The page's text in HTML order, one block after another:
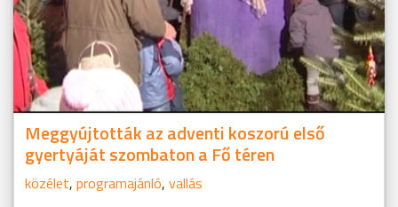
Meggyújtották az adventi koszorú első
gyertyáját szombaton a Fő téren
közélet, programajánló, vallás